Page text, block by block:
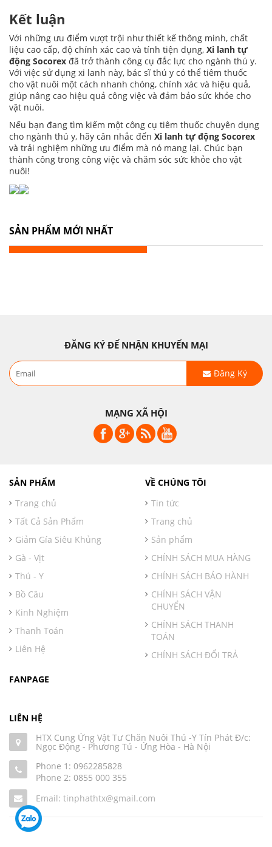
Kết luận
Với những ưu điểm vượt trội như thiết kế thông minh, chất
liệu cao cấp, độ chính xác cao và tính tiện dụng, Xi lanh tự
động Socorex đã trở thành công cụ đắc lực cho ngành thú y.
Với việc sử dụng xi lanh này, bác sĩ thú y có thể tiêm thuốc
cho vật nuôi một cách nhanh chóng, chính xác và hiệu quả,
giúp nâng cao hiệu quả công việc và đảm bảo sức khỏe cho
vật nuôi.
Nếu bạn đang tìm kiếm một công cụ tiêm thuốc chuyên dụng
cho ngành thú y, hãy cân nhắc đến Xi lanh tự động Socorex
và trải nghiệm những ưu điểm mà nó mang lại. Chúc bạn
thành công trong công việc và chăm sóc sức khỏe cho vật
nuôi!
SẢN PHẨM MỚI NHẤT
ĐĂNG KÝ ĐỂ NHẬN KHUYẾN MẠI
Đăng Ký
MẠNG XÃ HỘI
SẢN PHẨM
Trang chủ
Tất Cả Sản Phẩm
Giảm Gía Siêu Khủng
Gà - Vịt
Thú - Y
Bồ Câu
Kinh Nghiệm
Thanh Toán
Liên Hệ
VỀ CHÚNG TÔI
Tin tức
Trang chủ
Sản phẩm
CHÍNH SÁCH MUA HÀNG
CHÍNH SÁCH BẢO HÀNH
CHÍNH SÁCH VẬN
CHUYỂN
CHÍNH SÁCH THANH
TOÁN
CHÍNH SÁCH ĐỔI TRẢ
FANPAGE
LIÊN HỆ
HTX Cung Ứng Vật Tư Chăn Nuôi Thú -Y Tín Phát Đ/c:
Ngọc Động - Phương Tú - Ứng Hòa - Hà Nội
Phone 1: 0962285828
Phone 2: 0855 000 355
Email: tinphathtx@gmail.com